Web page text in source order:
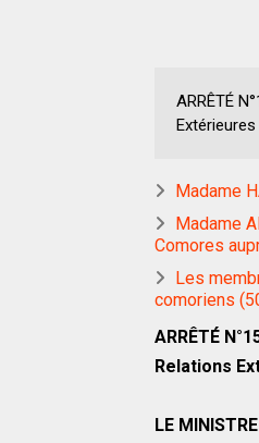
ARRÊTÉ
Madame
Madame
Comores
Les
comoriens
ARRÊTÉ
Relations
LE MINISTRE